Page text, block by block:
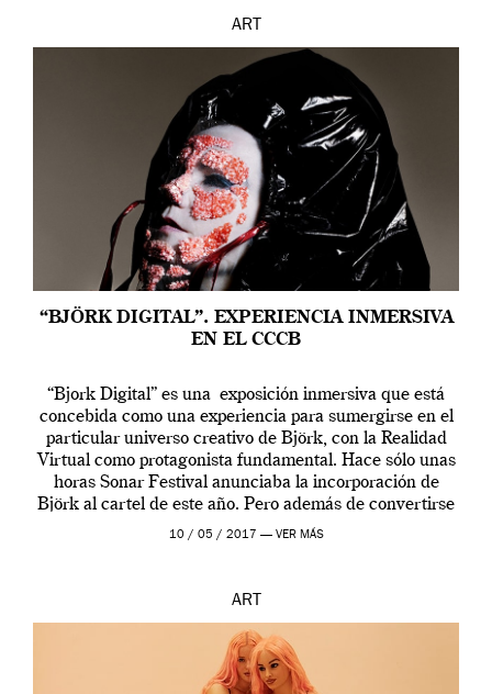
ART
“BJÖRK DIGITAL”. EXPERIENCIA INMERSIVA
EN EL CCCB
“Bjork Digital” es una exposición inmersiva que está
concebida como una experiencia para sumergirse en el
particular universo creativo de Björk, con la Realidad
Virtual como protagonista fundamental. Hace sólo unas
horas Sonar Festival anunciaba la incorporación de
Björk al cartel de este año. Pero además de convertirse
en una de las actuaciones más relevantes […]
10 / 05 / 2017 — VER MÁS
ART